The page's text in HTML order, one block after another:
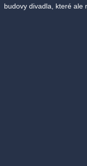
budovy divadla, které